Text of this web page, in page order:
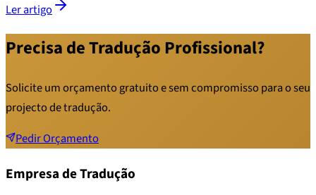
Ler artigo
Precisa de Tradução Profissional?
Solicite um orçamento gratuito e sem compromisso para o seu
projecto de tradução.
Pedir Orçamento
Empresa de Tradução